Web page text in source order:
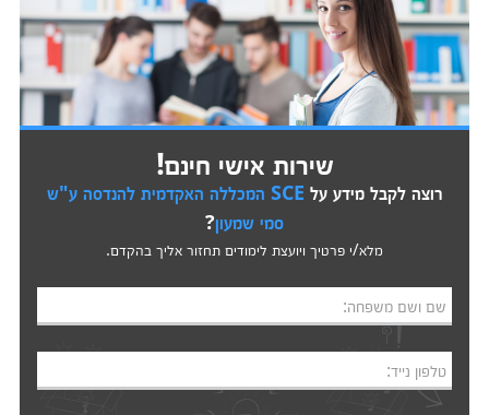
שירות אישי חינם!
רוצה לקבל מידע על
SCE המכללה האקדמית להנדסה ע"ש
סמי שמעון?
מלא/י פרטיך ויועצת לימודים תחזור אליך בהקדם.
שם ושם משפחה:
טלפון נייד: